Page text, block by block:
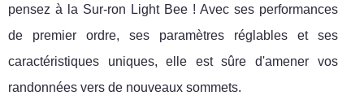
pensez à la Sur-ron Light Bee ! Avec ses performances
de premier ordre, ses paramètres réglables et ses
caractéristiques uniques, elle est sûre d'amener vos
randonnées vers de nouveaux sommets.